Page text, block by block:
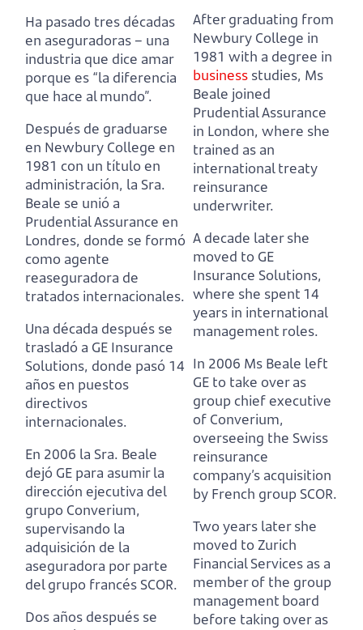
Ha pasado tres décadas
en aseguradoras – una
industria que dice amar
porque es “la diferencia
que hace al mundo”.
Después de graduarse
en Newbury College en
1981 con un título en
administración, la Sra.
Beale se unió a
Prudential Assurance en
Londres, donde se formó
como agente
reaseguradora de
tratados internacionales.
Una década después se
trasladó a GE Insurance
Solutions, donde pasó 14
años en puestos
directivos
internacionales.
En 2006 la Sra. Beale
dejó GE para asumir la
dirección ejecutiva del
grupo Converium,
supervisando la
adquisición de la
aseguradora por parte
del grupo francés SCOR.
Dos años después se
After graduating from
Newbury College in
1981 with a degree in
business studies, Ms
Beale joined
Prudential Assurance
in London, where she
trained as an
international treaty
reinsurance
underwriter.
A decade later she
moved to GE
Insurance Solutions,
where she spent 14
years in international
management roles.
In 2006 Ms Beale left
GE to take over as
group chief executive
of Converium,
overseeing the Swiss
reinsurance
company’s acquisition
by French group SCOR.
Two years later she
moved to Zurich
Financial Services as a
member of the group
management board
before taking over as